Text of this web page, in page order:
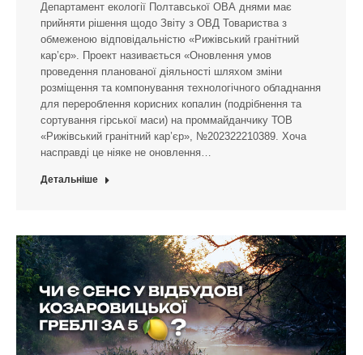
Департамент екології Полтавської ОВА днями має
прийняти рішення щодо Звіту з ОВД Товариства з
обмеженою відповідальністю «Рижівський гранітний
кар’єр». Проект називається «Оновлення умов
проведення планованої діяльності шляхом зміни
розміщення та компонування технологічного обладнання
для перероблення корисних копалин (подрібнення та
сортування гірської маси) на проммайданчику ТОВ
«Рижівський гранітний кар’єр», №202322210389. Хоча
насправді це ніяке не оновлення…
Детальніше